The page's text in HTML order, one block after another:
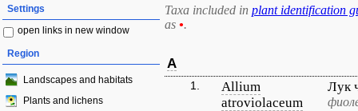
Settings
open links in new window
Region
Landscapes and habitats
Plants and lichens
Taxa included in plant identification
as •.
A
1.
Allium
atroviolaceum
Лук